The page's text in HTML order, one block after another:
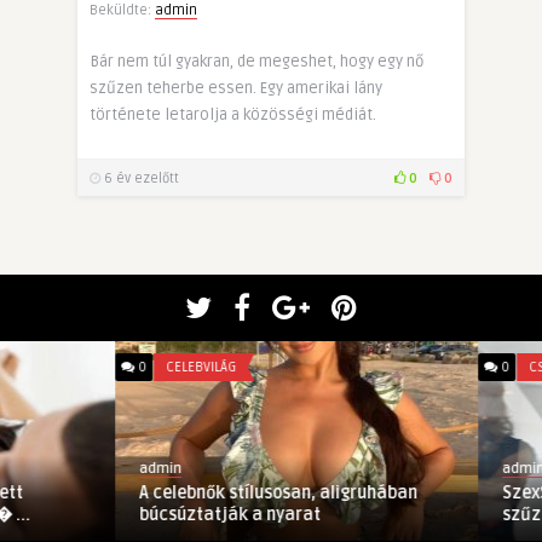
Beküldte: admin
Bár nem túl gyakran, de megeshet, hogy egy nő
szűzen teherbe essen. Egy amerikai lány
története letarolja a közösségi médiát.
6 év ezelőtt 0 0
CELEBVILÁG
admin
A celebnők stílusosan, aligruhában
búcsúztatják a nyarat
0 CSALÁDI
admin
SzexSztori:
szűzességem!